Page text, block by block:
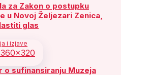
za Zakon o postupku
u Novoj Željezari Zenica,
glas
i izjave
o sufinansiranju Muzeja